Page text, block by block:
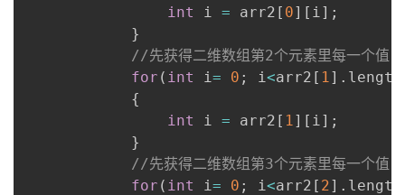
int
i = arr2 [ 0] [ i] ;
}
//先获得二维数组第2个元素里每一个值
for ( int i= 0 ; i<arr2 [ 1] . length
{
int
i = arr2 [ 1] [ i] ;
}
//先获得二维数组第3个元素里每一个值
for ( int i= 0 ; i<arr2 [ 2] . length